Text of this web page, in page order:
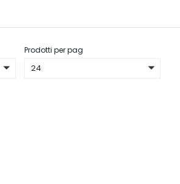
Prodotti per pag
24